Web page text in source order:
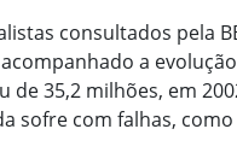
consultados pela
a
de 35,2 milhões, em
sofre com falhas,